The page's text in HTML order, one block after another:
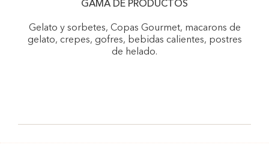
GAMA DE PRODUCTOS
Gelato y sorbetes, Copas Gourmet, macarons de
gelato, crepes, gofres, bebidas calientes, postres
de helado.